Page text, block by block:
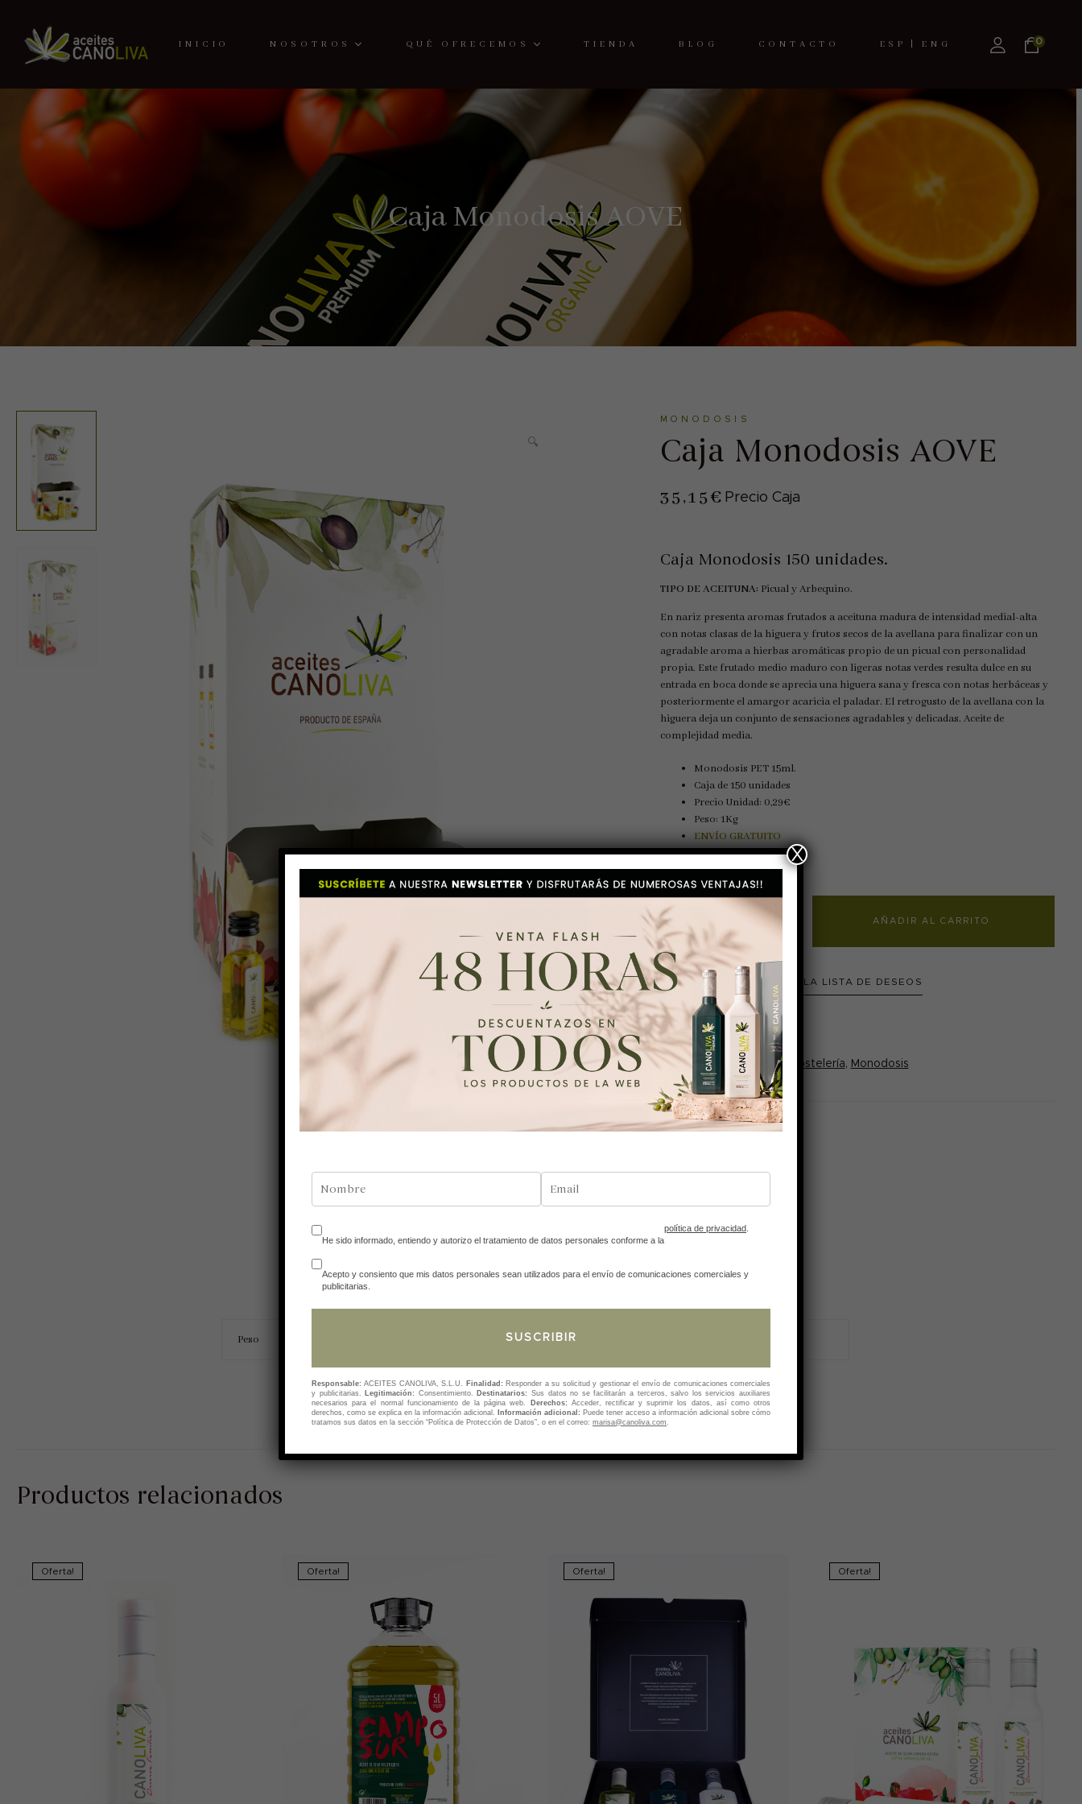
INICIO NOSOTROS QUÉ OFRECEMOS TIENDA BLOG CONTACTO ESPAÑOLENGLISH 0
Caja Monodosis AOVE
🔍
MONODOSIS
Caja Monodosis AOVE
35,15€ Precio Caja
Caja Monodosis 150 unidades.
TIPO DE ACEITUNA: Picual y Arbequino.
En nariz presenta aromas frutados a aceituna madura de intensidad medial-alta
con notas clasas de la higuera y frutos secos de la avellana para finalizar con un
agradable aroma a hierbas aromáticas propio de un picual con personalidad
propia. Este frutado medio maduro con ligeras notas verdes resulta dulce en su
entrada en boca donde se aprecia una higuera sana y fresca con notas herbáceas y
posteriormente el amargor acaricia el paladar. El retrogusto de la avellana con la
higuera deja un conjunto de sensaciones agradables y delicadas. Aceite de
complejidad media.
Monodosis PET 15ml.
Caja de 150 unidades
Precio Unidad: 0,29€
Peso: 1Kg
ENVÍO GRATUITO
Caja AÑADIR AL CARRITO
COMPARE AÑADIR A LA LISTA DE DESEOS
Categoría: Monodosis
Etiquetas: AOVE cajas hostelería, Monodosis
Share: Facebook
TwitterLinkedinGoogle+
Peso 1,50 kg
Productos relacionados
Oferta! Oferta! Oferta! Oferta!
He sido informado, entiendo y autorizo el tratamiento de datos personales conforme a la
política de privacidad
Acepto y consiento que mis datos personales sean utilizados para el envío de comunicaciones comerciales y
publicitarias.
Responsable: ACEITES CANOLIVA, S.L.U. Finalidad: Responder a su solicitud y gestionar el envío de comunicaciones comerciales
y publicitarias.
Legitimación: Consentimiento. Destinatarios: Sus datos no se facilitarán a terceros, salvo los servicios auxiliares
necesarios para el normal funcionamiento de la página web.
Derechos: Acceder, rectificar y suprimir los datos, así como otros
derechos, como se explica en la información adicional.
Información adicional: Puede tener acceso a información adicional sobre cómo
tratamos sus datos en la sección “Política de Protección de Datos”, o en el correo: marisa@canoliva.com.
X